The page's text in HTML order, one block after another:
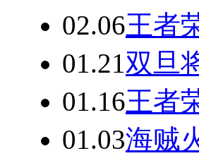
02.06王者
01.21双旦
01.16王者
01.03海贼